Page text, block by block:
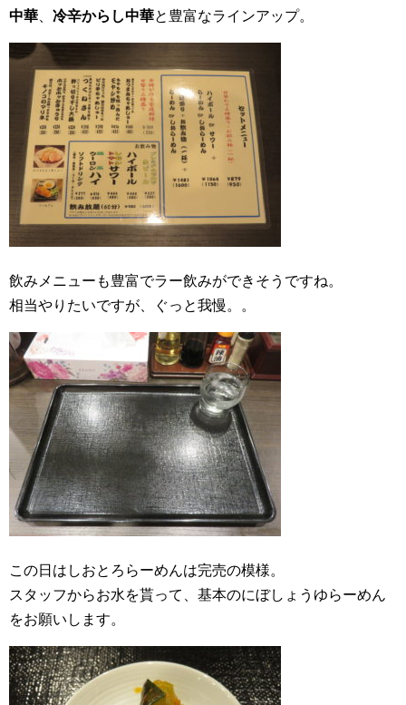
中華
冷辛からし中華と豊富なラインアップ。
飲みメニューも豊富でラー飲みができそうですね。
相当やりたいですが、ぐっと我慢。。
この日はしおとろらーめんは完売の模様。
スタッフからお水を貰って、基本のにぼしょうゆらーめん
をお願いします。